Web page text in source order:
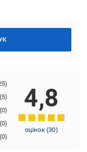
(0)
(0)
(0)
(5) 4,8
оцінок (30)